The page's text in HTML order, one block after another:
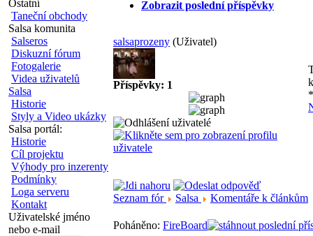
Ostatní
Taneční obchody
Salsa komunita
Salseros
Diskuzní fórum
Fotogalerie
Videa uživatelů
Salsa
Historie
Styly a Video ukázky
Salsa portál:
Historie
Cíl projektu
Výhody pro inzerenty
Podmínky
Loga serveru
Kontakt
Uživatelské jméno
nebo e-mail
Zobrazit poslední příspěvky
salsaprozeny (Uživatel)
Příspěvky: 1
Seznam fór Salsa Komentáře k článkům
Poháněno: FireBoard